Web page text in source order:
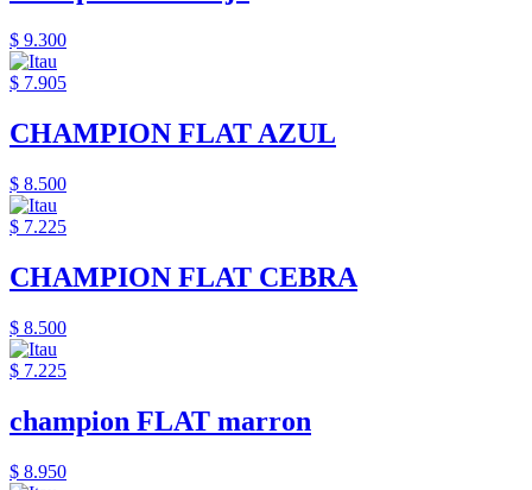
$ 9.300
$ 7.905
CHAMPION FLAT AZUL
$ 8.500
$ 7.225
CHAMPION FLAT CEBRA
$ 8.500
$ 7.225
champion FLAT marron
$ 8.950